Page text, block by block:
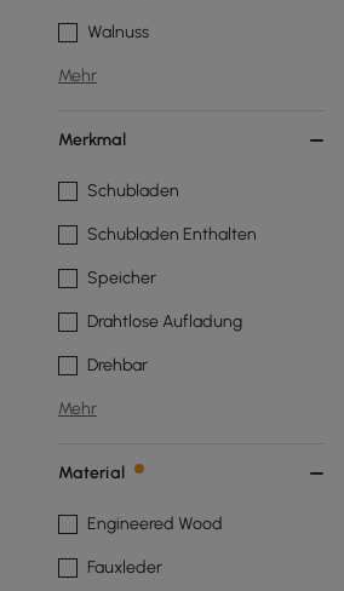
Walnuss
Mehr
Merkmal
Schubladen
Schubladen Enthalten
Speicher
Drahtlose Aufladung
Drehbar
Mehr
Material
Engineered Wood
Fauxleder